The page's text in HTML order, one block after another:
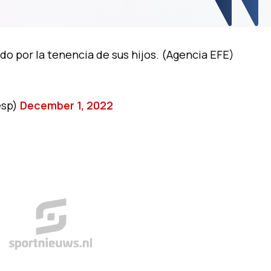
por la tenencia de sus hijos. (Agencia EFE)
December 1, 2022